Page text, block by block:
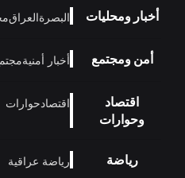
أخبار ومحليات البصرةالعراق
أمن ومجتمع أخبار أمنية
اقتصاد
وحوارات
اقتصادحوارات
رياضة رياضة عراقية